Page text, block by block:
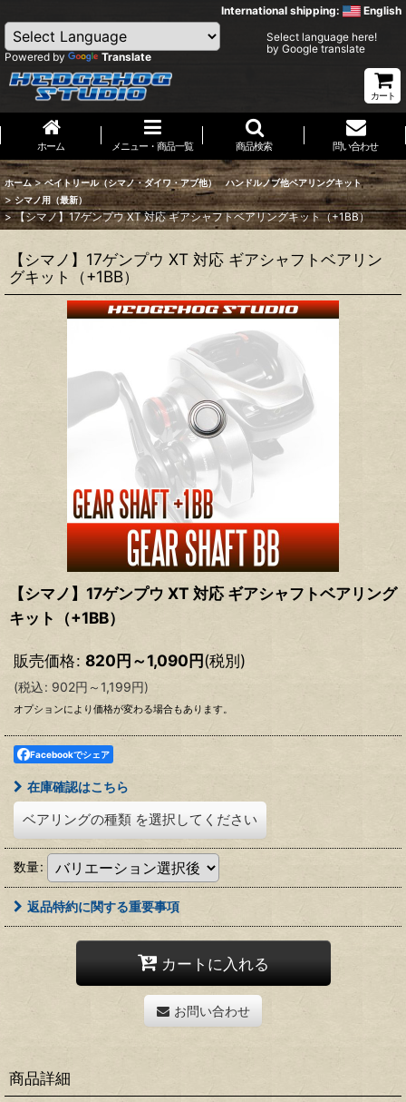
International shipping: English
Powered by Translate
Select language here!
by Google translate
カート
ホーム メニュー・商品一覧 商品検索 問い合わせ
ホーム > ベイトリール（シマノ・ダイワ・アブ他） ハンドルノブ他ベアリングキット
> シマノ用（最新）
> 【シマノ】17ゲンプウ XT 対応 ギアシャフトベアリングキット（+1BB）
【シマノ】17ゲンプウ XT 対応 ギアシャフトベアリン
グキット（+1BB）
【シマノ】17ゲンプウ XT 対応 ギアシャフトベアリング
キット（+1BB）
販売価格: 820円～1,090円(税別)
(税込: 902円 ～1,199円)
オプションにより価格が変わる場合もあります。
Facebookでシェア
在庫確認はこちら
ベアリングの種類 を選択してください
数量:
返品特約に関する重要事項
カートに入れる
お問い合わせ
商品詳細